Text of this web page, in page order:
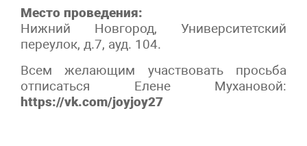
Место проведения:
Нижний Новгород, Университетский
переулок, д.7, ауд. 104.
Всем желающим участвовать просьба
отписаться Елене Мухановой:
https://vk.com/joyjoy27